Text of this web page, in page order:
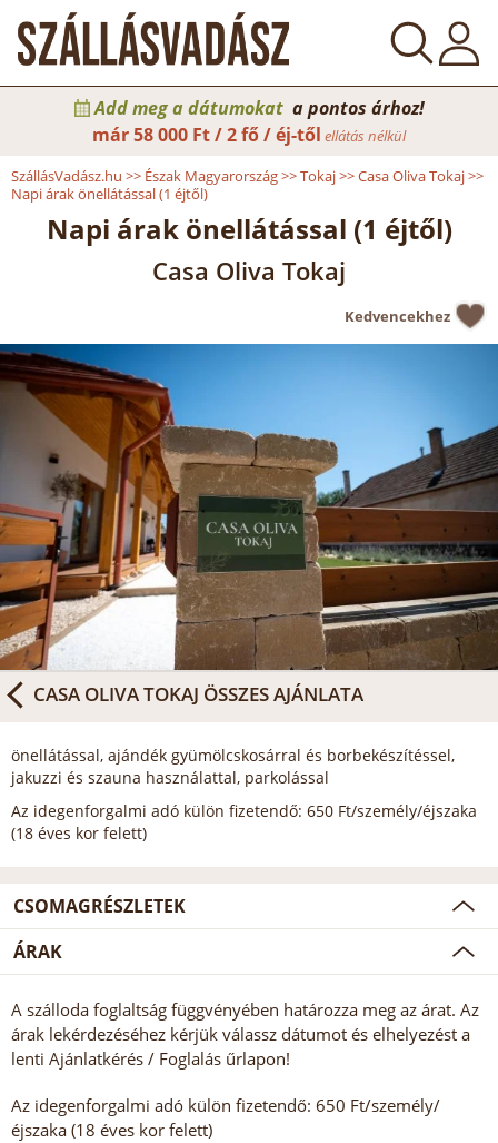
Add meg a dátumokat a pontos árhoz!
már58 000 Ft / 2 fő / éj-től ellátás nélkül
SzállásVadász.hu >> Észak Magyarország>>Tokaj>>Casa Oliva Tokaj>>
Napi árak önellátással (1 éjtől)
Napi árak önellátással (1 éjtől)
Casa Oliva Tokaj
Kedvencekhez
CASA OLIVA TOKAJ ÖSSZES AJÁNLATA
önellátással, ajándék gyümölcskosárral és borbekészítéssel,
jakuzzi és szauna használattal, parkolással
Az idegenforgalmi adó külön fizetendő: 650 Ft/személy/éjszaka
(18 éves kor felett)
CSOMAGRÉSZLETEK
ÁRAK
A szálloda foglaltság függvényében határozza meg az árat. Az
árak lekérdezéséhez kérjük válassz dátumot és elhelyezést a
lenti Ajánlatkérés / Foglalás űrlapon!
Az idegenforgalmi adó külön fizetendő: 650 Ft/személy/
éjszaka (18 éves kor felett)